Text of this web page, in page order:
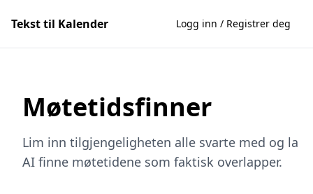
Tekst til Kalender Logg inn / Registrer deg
Møtetidsfinner
Lim inn tilgjengeligheten alle svarte med og la
AI finne møtetidene som faktisk overlapper.